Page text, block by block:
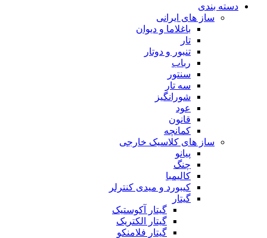
دسته بندی
ساز های ایرانی
باغلاما و دیوان
تار
تنبور و دوتار
رباب
سنتور
سه تار
شورانگیز
عود
قانون
کمانچه
ساز های کلاسیک خارجی
پیانو
چنگ
کالیمبا
کیبورد و میدی کنترلر
گیتار
گیتار آکوستیک
گیتار الکتریک
گیتار فلامنکو